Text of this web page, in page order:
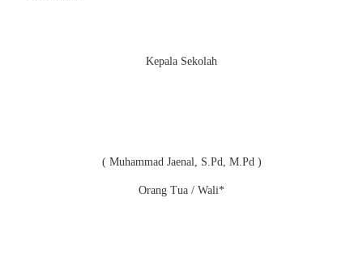
Kepala Sekolah
( Muhammad Jaenal, S.Pd, M.Pd )
Orang Tua / Wali*